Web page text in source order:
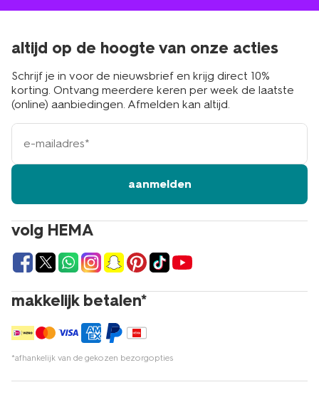
volg HEMA
makkelijk betalen*
*afhankelijk van de gekozen bezorgopties
altijd op de hoogte van onze acties
Schrijf je in voor de nieuwsbrief en krijg direct 10%
korting. Ontvang meerdere keren per week de laatste
(online) aanbiedingen. Afmelden kan altijd.
e-
mailadres
aanmelden